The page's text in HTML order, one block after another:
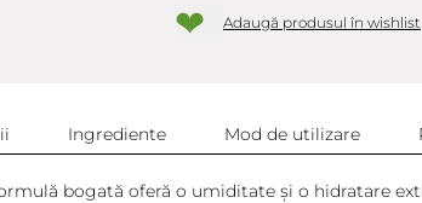
❤ Adaugă produsul în wishlist
Ingrediente Mod de utilizare
bogată oferă o umiditate și o hidratare